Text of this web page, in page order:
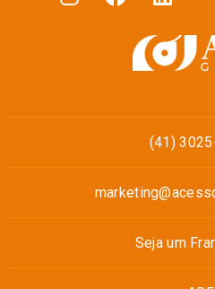
(41)
Seja um